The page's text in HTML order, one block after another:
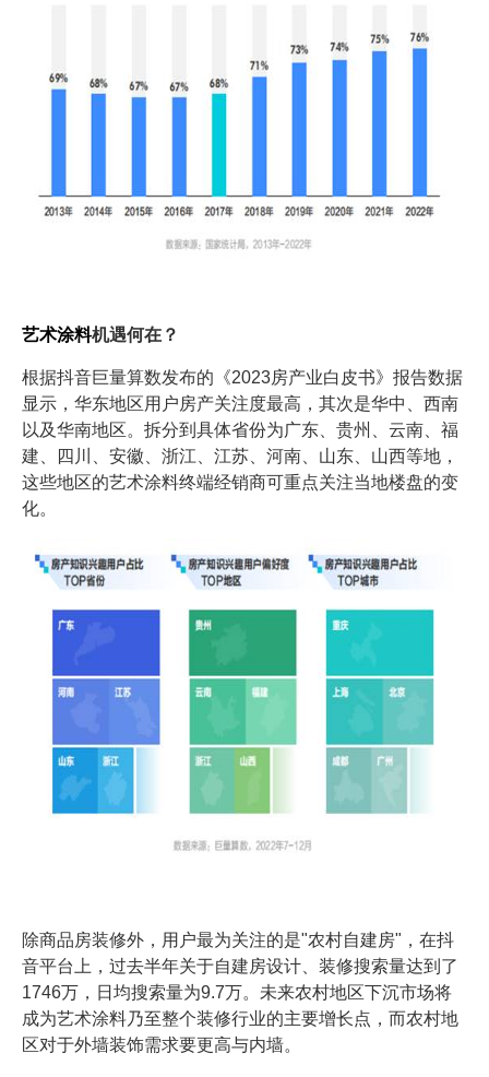
艺术涂料机遇何在？
根据抖音巨量算数发布的《2023房产业白皮书》报告数据
显示，华东地区用户房产关注度最高，其次是华中、西南
以及华南地区。拆分到具体省份为广东、贵州、云南、福
建、四川、安徽、浙江、江苏、河南、山东、山西等地，
这些地区的艺术涂料终端经销商可重点关注当地楼盘的变
化。
除商品房装修外，用户最为关注的是"农村自建房"，在抖
音平台上，过去半年关于自建房设计、装修搜索量达到了
1746万，日均搜索量为9.7万。未来农村地区下沉市场将
成为艺术涂料乃至整个装修行业的主要增长点，而农村地
区对于外墙装饰需求要更高与内墙。